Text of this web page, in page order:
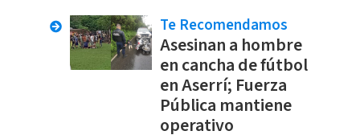
Te Recomendamos
Asesinan a hombre
en cancha de fútbol
en Aserrí; Fuerza
Pública mantiene
operativo